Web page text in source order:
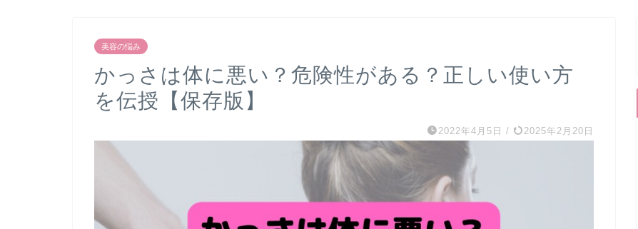
美容の悩み
かっさは体に悪い？危険性がある？正しい使い方
を伝授【保存版】
2022年4月5日 / 2025年2月20日